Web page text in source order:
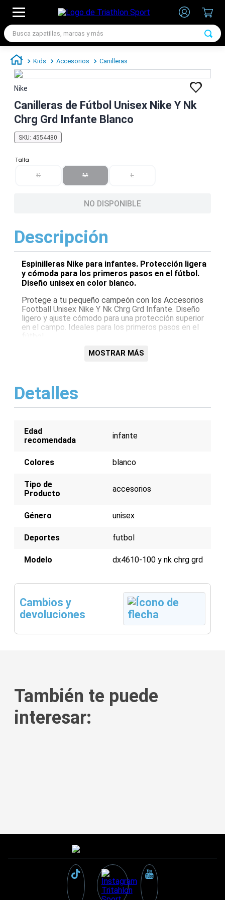
Busca zapatillas, marcas y más
Kids Accesorios Canilleras
Nike
Canilleras de Fútbol Unisex Nike Y Nk
Chrg Grd Infante Blanco
SKU: 4554480
Talla
S M L
NO DISPONIBLE
Descripción
Espinilleras Nike para infantes. Protección ligera
y cómoda para los primeros pasos en el fútbol.
Diseño unisex en color blanco.
Protege a tu pequeño campeón con los Accesorios
Football Unisex Nike Y Nk Chrg Grd Infante. Diseño
ligero y ajuste cómodo para una protección superior
en el campo. Ideales para los primeros pasos en el
Protección superior
Unisex
Color blanco
MOSTRAR MÁS
Detalles
Edad
recomendada
infante
Colores blanco
Tipo de
Producto
accesorios
Género unisex
Deportes futbol
Modelo dx4610-100 y nk chrg grd
Cambios y
devoluciones
También te puede
interesar:
TÉRMINOS MÁS BUSCADOS
1.
zapatillas futbol
2.
3.
zapatillas adidas hombre
4.
zapatillas adidas mujer
.
chimpunes
6
zapatillas nike mujer